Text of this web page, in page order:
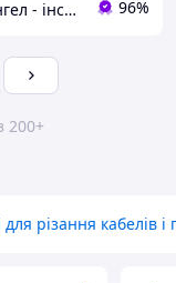
АвтоАнгел - інструменти та обладнання для СТО, витратні матеріали, товари для дому та саду 96%
200+
різання кабелів і